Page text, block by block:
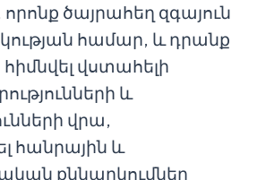
ծայրահեղ զգայուն
համար, և դրանք
վստահելի
և
վրա,
հանրային և
քննարկումներ